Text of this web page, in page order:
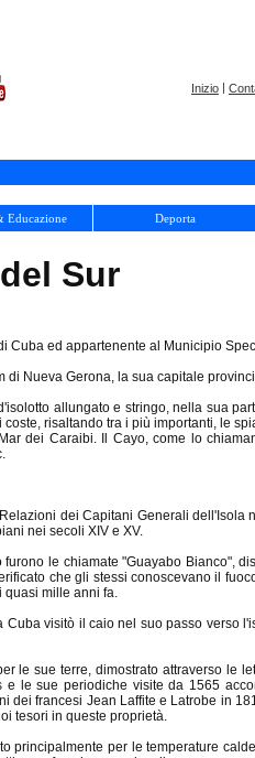
Inizio |
Educazione Deporta
Sur
ed appartenente al Municipio
di Nueva Gerona, la sua capitale
allungato e stringo, nella sua
risaltando tra i più importanti, le
dei Caraibi. Il Cayo, come lo
dei Capitani Generali dell'Isola
nei secoli XIV e XV.
le chiamate "Guayabo Bianco",
che gli stessi conoscevano il
quasi mille anni fa.
visitò il caio nel suo passo verso
le sue terre, dimostrato attraverso le
le sue periodiche visite da 1565
dei francesi Jean Laffite e Latrobe in
tesori in queste proprietà.
principalmente per le temperature